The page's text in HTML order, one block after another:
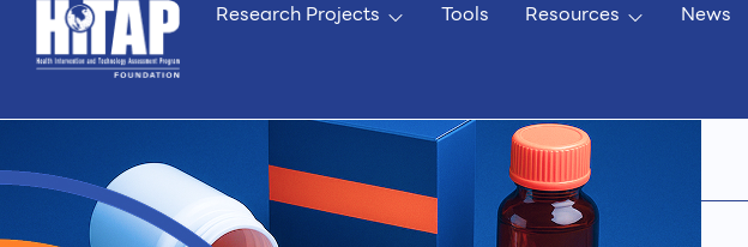
Research Projects Tools Resources News